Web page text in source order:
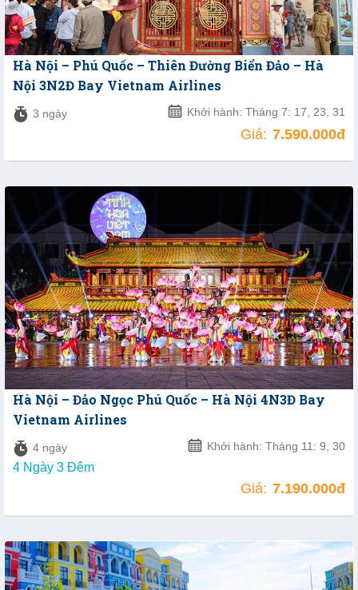
Hà Nội – Phú Quốc – Thiên Đường Biển Đảo – Hà
Nội 3N2Đ Bay Vietnam Airlines
3 ngày Khởi hành: Tháng 7: 17, 23, 31
Giá: 7.590.000đ
Hà Nội – Đảo Ngọc Phú Quốc – Hà Nội 4N3Đ Bay
Vietnam Airlines
4 ngày Khởi hành: Tháng 11: 9, 30
4 Ngày 3 Đêm
Giá: 7.190.000đ